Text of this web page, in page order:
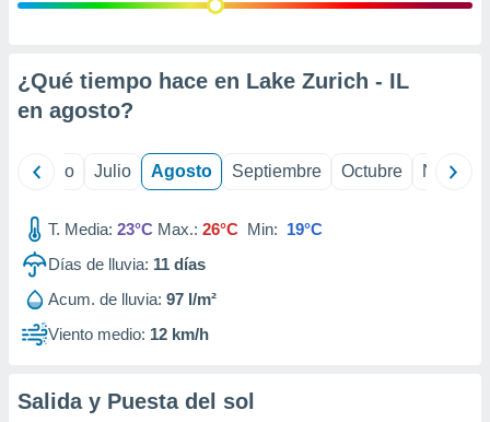
e
mediante
de
1199
¿Qué tiempo hace en Lake Zurich - IL
en agosto?
Junio Julio Agosto Septiembre Octubre
T. Media: 23°C Max.: 26°C Min: 19°C
Días de lluvia: 11 días
Acum. de lluvia: 97 l/m²
Viento medio: 12 km/h
Salida y Puesta del sol